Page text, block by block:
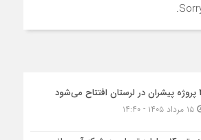
می‌شود
۱۵ مرداد ۱۴۰۵ - ۱۴:۴۰